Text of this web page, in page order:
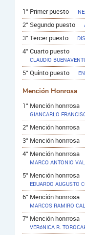
1° Primer puesto
2° Segundo puesto
3° Tercer puesto
4° Cuarto puesto
CLAUDIO
5° Quinto puesto
Mención Honrosa
1° Mención honrrosa
GIANCARLO
2° Mención honrrosa
3° Mención honrrosa
4° Mención honrrosa
MARCO ANTONIO
5° Mención honrrosa
EDUARDO AUGUSTO
6° Mención honrrosa
MARCOS RAMIRO
7° Mención honrrosa
VERóNICA R.